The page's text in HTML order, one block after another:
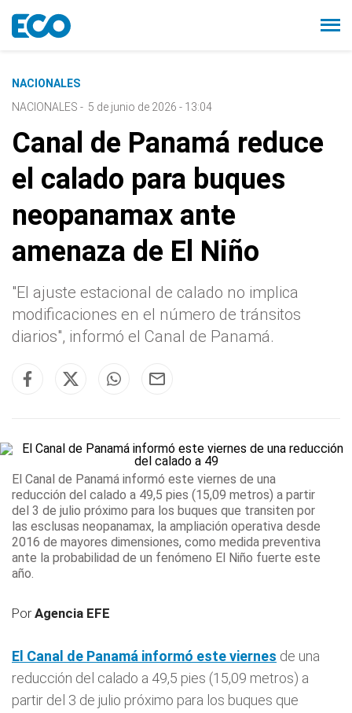
NACIONALES
NACIONALES - 5 de junio de 2026 - 13:04
Canal de Panamá reduce
el calado para buques
neopanamax ante
amenaza de El Niño
"El ajuste estacional de calado no implica
modificaciones en el número de tránsitos
diarios", informó el Canal de Panamá.
El Canal de Panamá informó este viernes de una
reducción del calado a 49,5 pies (15,09 metros) a partir
del 3 de julio próximo para los buques que transiten por
las esclusas neopanamax, la ampliación operativa desde
2016 de mayores dimensiones, como medida preventiva
ante la probabilidad de un fenómeno El Niño fuerte este
año.
PorAgencia EFE
El Canal de Panamá informó este viernes de una
reducción del calado a 49,5 pies (15,09 metros) a
partir del 3 de julio próximo para los buques que